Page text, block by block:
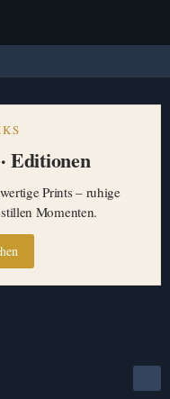
Editionen
Prints – ruhige
Momenten.